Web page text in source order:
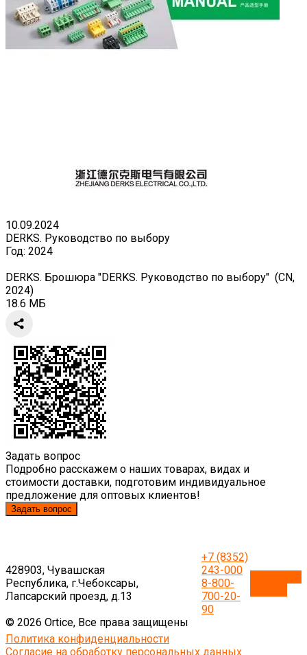
10.09.2024
DERKS. Руководство по выбору
Год: 2024
DERKS. Брошюра "DERKS. Руководство по выбору" (CN,
2024)
18.6 МБ
Задать вопрос
Подробно расскажем о наших товарах, видах и
стоимости доставки, подготовим индивидуальное
предложение для оптовых клиентов!
Задать вопрос
428903, Чувашская
Республика, г.Чебоксары,
Лапсарский проезд, д.13
+7 (8352)
243-000
8-800-
700-20-
90
© 2026 Ortice, Все права защищены
Политика конфиденциальности
Согласие на обработку персональных данных